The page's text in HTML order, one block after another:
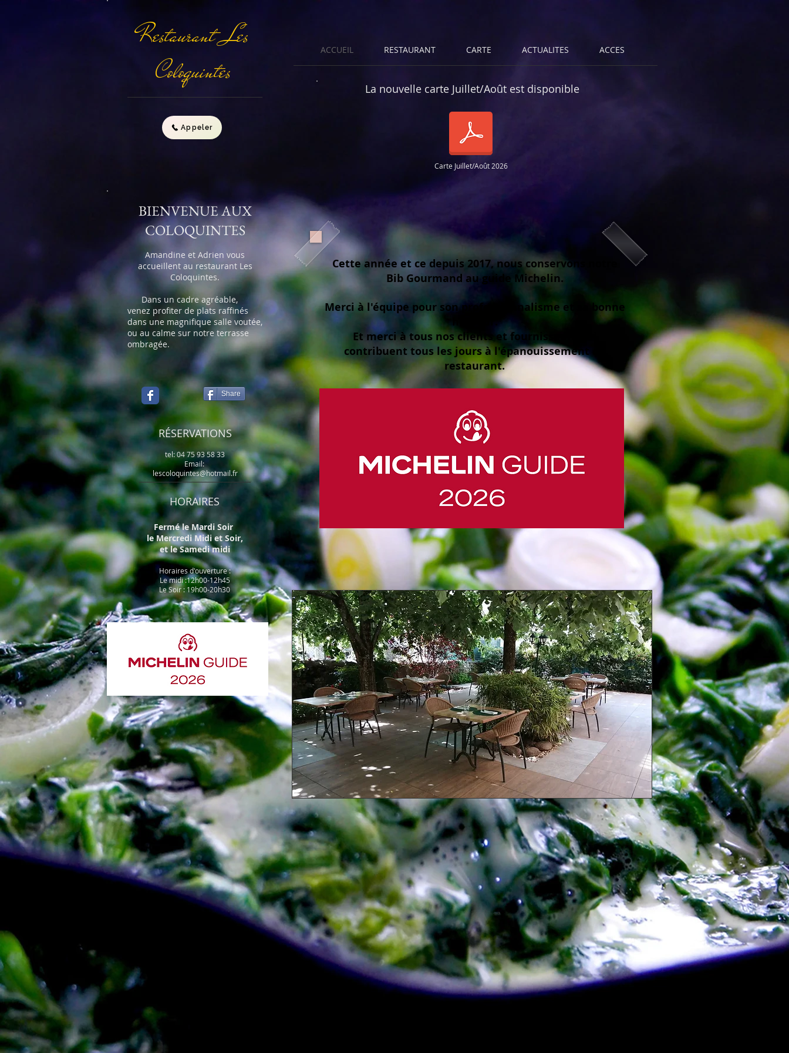
Restaurant Les
Coloquintes
Appeler
ACCUEIL RESTAURANT CARTE ACTUALITES ACCES
La nouvelle carte Juillet/Août est disponible
Carte Juillet/Août 2026
BIENVENUE AUX
COLOQUINTES
Amandine et Adrien vous
accueillent au restaurant Les
Coloquintes.
Dans un cadre agréable,
venez profiter de plats raffinés
dans une magnifique salle voutée,
ou au calme sur notre terrasse
ombragée.
Share
RÉSERVATIONS
tel: 04 75 93 58 33
Email:
lescoloquintes@hotmail.fr
HORAIRES
Fermé le Mardi Soir
leMercredi Midi et Soir,
et le Samedi midi
Horaires d'ouverture :
Le midi :12h00-12h45
Le Soir : 19h00-20h30
Cette année et ce depuis 2017, nous conservons notre
Bib Gourmand au guide Michelin.
Merci à l'équipe pour son professionnalisme et sa bonne
Et merci à tous nos clients et fournisseurs qui
contribuent tous les jours à l'épanouissement du
restaurant.